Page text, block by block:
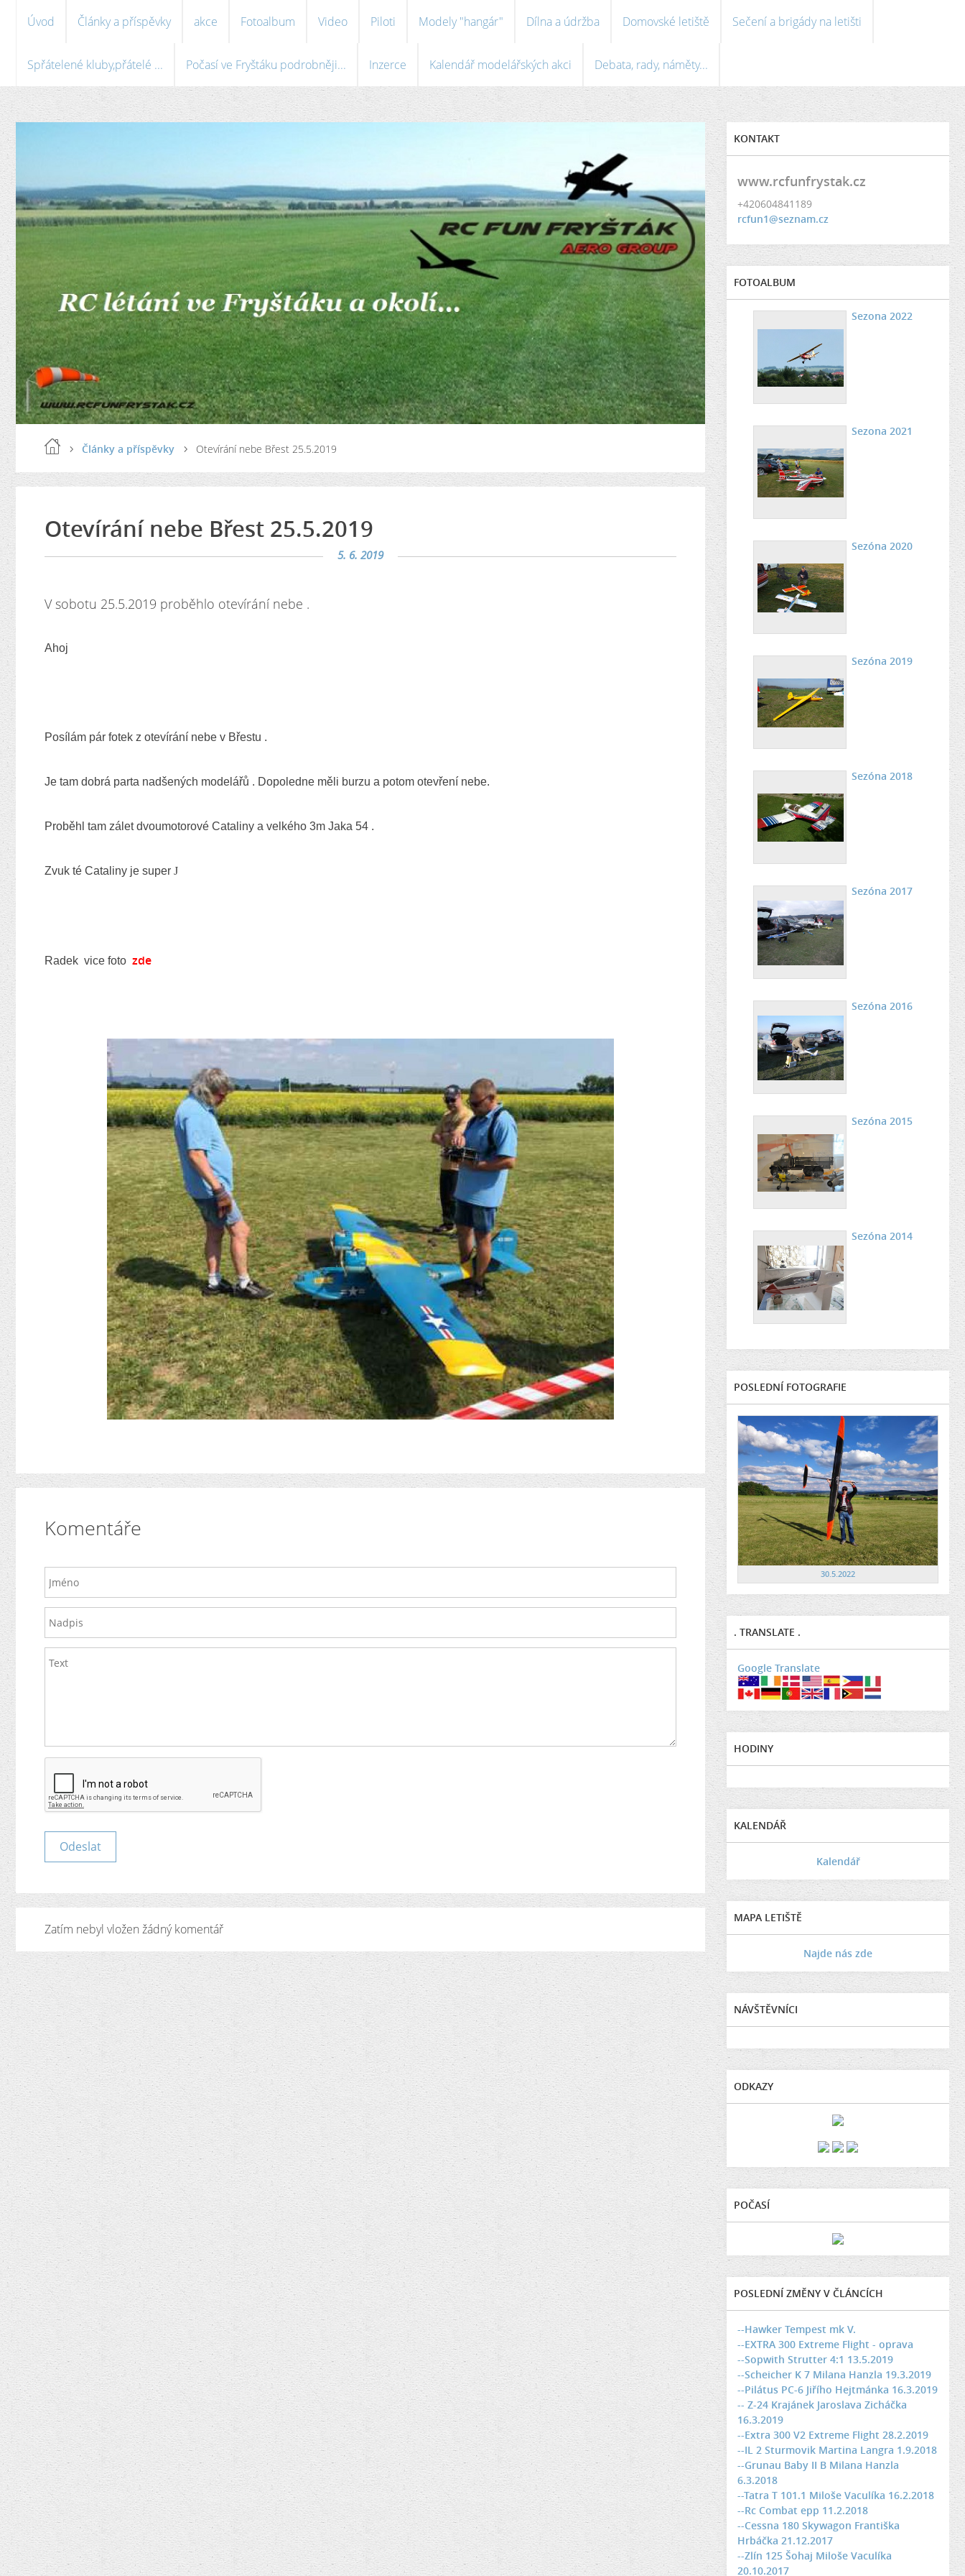
Úvod Články a příspěvky akce Fotoalbum Video Piloti Modely "hangár" Dílna a údržba Domovské letiště Sečení a brigády na letišti
Spřátelené kluby,přátelé ... Počasí ve Fryštáku podrobněji... Inzerce Kalendář modelářských akci Debata, rady, náměty...
Články a příspěvky Otevírání nebe Břest 25.5.2019
Otevírání nebe Břest 25.5.2019
5. 6. 2019
V sobotu 25.5.2019 proběhlo otevírání nebe .
Ahoj
Posílám pár fotek z otevírání nebe v Břestu .
Je tam dobrá parta nadšených modelářů . Dopoledne měli burzu a potom otevření nebe.
Proběhl tam zálet dvoumotorové Cataliny a velkého 3m Jaka 54 .
Zvuk té Cataliny je super J
Radek vice foto zde
Komentáře
Zatím nebyl vložen žádný komentář
KONTAKT
www.rcfunfrystak.cz
+420604841189
rcfun1@seznam.cz
FOTOALBUM
Sezona 2022
Sezona 2021
Sezóna 2020
Sezóna 2019
Sezóna 2018
Sezóna 2017
Sezóna 2016
Sezóna 2015
Sezóna 2014
POSLEDNÍ FOTOGRAFIE
30.5.2022
. TRANSLATE .
Google Translate
HODINY
KALENDÁŘ
Kalendář
MAPA LETIŠTĚ
Najde nás zde
NÁVŠTĚVNÍCI
ODKAZY
POČASÍ
POSLEDNÍ ZMĚNY V ČLÁNCÍCH
--Hawker Tempest mk V.
--EXTRA 300 Extreme Flight - oprava
--Sopwith Strutter 4:1 13.5.2019
--Scheicher K 7 Milana Hanzla 19.3.2019
--Pilátus PC-6 Jiřího Hejtmánka 16.3.2019
-- Z-24 Krajánek Jaroslava Zicháčka
16.3.2019
--Extra 300 V2 Extreme Flight 28.2.2019
--IL 2 Sturmovik Martina Langra 1.9.2018
--Grunau Baby II B Milana Hanzla
6.3.2018
--Tatra T 101.1 Miloše Vaculíka 16.2.2018
--Rc Combat epp 11.2.2018
--Cessna 180 Skywagon Františka
Hrbáčka 21.12.2017
--Zlín 125 Šohaj Miloše Vaculíka
20.10.2017